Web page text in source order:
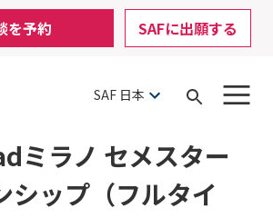
を予約 SAFに出願する
SAF 日本
Open
ミラノ セメスター
シップ（フルタイ